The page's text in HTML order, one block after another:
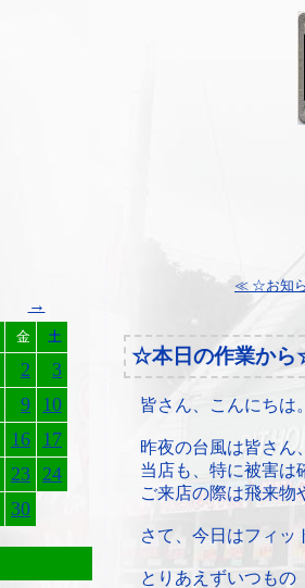
→
金 土
2
3
9 10
16 17
23 24
30
≪ ☆お知
☆本日の作業か
皆さん、こんにちは。
昨夜の台風は皆さん
当店も、特に被害は
ご来店の際は飛来物
さて、今日はフィッ
とりあえずいつもの